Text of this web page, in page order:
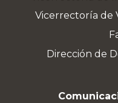
Vicerrectoría de
Dirección de